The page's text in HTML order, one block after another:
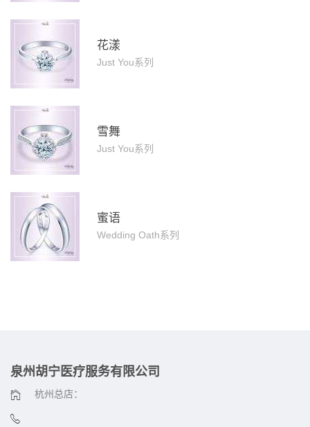
花漾
Just You系列
雪舞
Just You系列
蜜语
Wedding Oath系列
泉州胡宁医疗服务有限公司
杭州总店：